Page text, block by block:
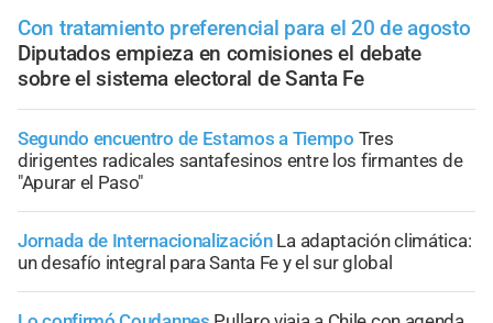
Con tratamiento preferencial para el 20 de agosto
Diputados empieza en comisiones el debate
sobre el sistema electoral de Santa Fe
Segundo encuentro de Estamos a Tiempo Tres
dirigentes radicales santafesinos entre los firmantes de
"Apurar el Paso"
Jornada de Internacionalización La adaptación climática:
un desafío integral para Santa Fe y el sur global